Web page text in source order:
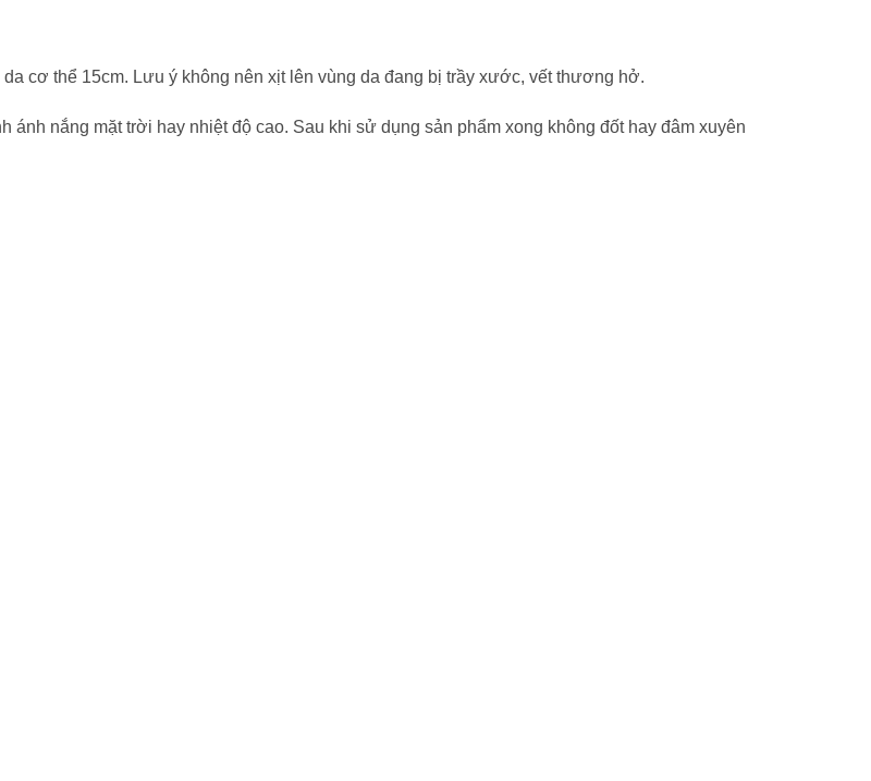
cơ thể 15cm. Lưu ý không nên xịt lên vùng da đang bị trầy xước, vết thương hở.
nắng mặt trời hay nhiệt độ cao. Sau khi sử dụng sản phẩm xong không đốt hay đâm xuyên